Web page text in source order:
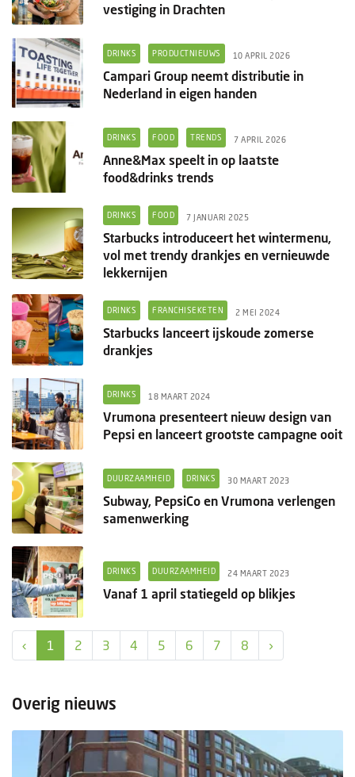
vestiging in Drachten
DRINKS PRODUCTNIEUWS 10 APRIL 2026
Campari Group neemt distributie in
Nederland in eigen handen
DRINKS FOOD TRENDS 7 APRIL 2026
Anne&Max speelt in op laatste
food&drinks trends
DRINKS FOOD 7 JANUARI 2025
Starbucks introduceert het wintermenu,
vol met trendy drankjes en vernieuwde
lekkernijen
DRINKS FRANCHISEKETEN 2 MEI 2024
Starbucks lanceert ijskoude zomerse
drankjes
DRINKS 18 MAART 2024
Vrumona presenteert nieuw design van
Pepsi en lanceert grootste campagne ooit
DUURZAAMHEID DRINKS 30 MAART 2023
Subway, PepsiCo en Vrumona verlengen
samenwerking
DRINKS DUURZAAMHEID 24 MAART 2023
Vanaf 1 april statiegeld op blikjes
‹ 1 2 3 4 5 6 7 8 ›
Overig nieuws